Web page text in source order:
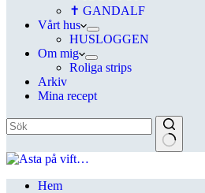
✝ GANDALF
Vårt hus
HUSLOGGEN
Om mig
Roliga strips
Arkiv
Mina recept
Hem